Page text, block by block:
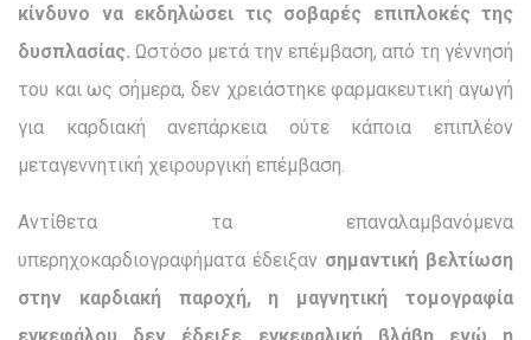
κίνδυνο να εκδηλώσει τις σοβαρές επιπλοκές της
δυσπλασίας. Ωστόσο μετά την επέμβαση, από τη γέννησή
του και ως σήμερα, δεν χρειάστηκε φαρμακευτική αγωγή
για καρδιακή ανεπάρκεια ούτε κάποια επιπλέον
μεταγεννητική χειρουργική επέμβαση.
Αντίθετα τα επαναλαμβανόμενα
υπερηχοκαρδιογραφήματα έδειξαν σημαντική βελτίωση
στην καρδιακή παροχή, η μαγνητική τομογραφία
εγκεφάλου δεν έδειξε εγκεφαλική βλάβη ενώ η